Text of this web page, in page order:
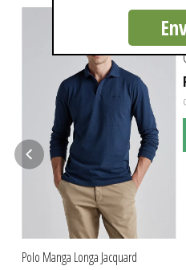
Polo Manga Longa Jacquard